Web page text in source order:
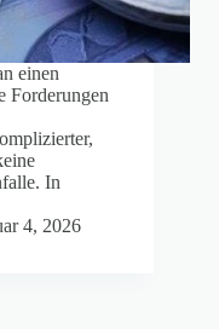
einen
Forderungen
In
4, 2026